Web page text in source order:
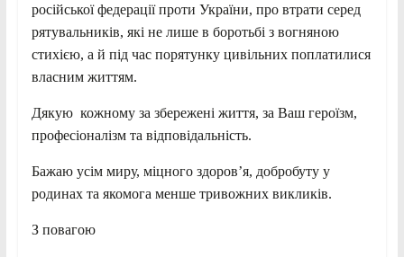
російської федерації проти України, про втрати серед
рятувальників, які не лише в боротьбі з вогняною
стихією, а й під час порятунку цивільних поплатилися
власним життям.
Дякую кожному за збережені життя, за Ваш героїзм,
професіоналізм та відповідальність.
Бажаю усім миру, міцного здоров’я, добробуту у
родинах та якомога менше тривожних викликів.
З повагою